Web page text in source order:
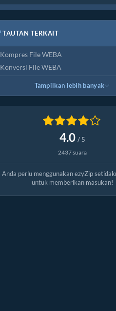
TAUTAN TERKAIT
Kompres File WEBA
Konversi File WEBA
Tampilkan lebih banyak
4.0 / 5
2437 suara
Anda perlu menggunakan ezyZip
untuk memberikan masukan!